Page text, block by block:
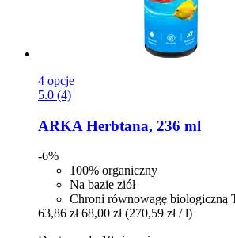
4 opcje
5.0 (4)
ARKA Herbtana, 236 ml
-6%
100% organiczny
Na bazie ziół
Chroni równowagę biologiczną
63,86 zł 68,00 zł (270,59 zł / l)